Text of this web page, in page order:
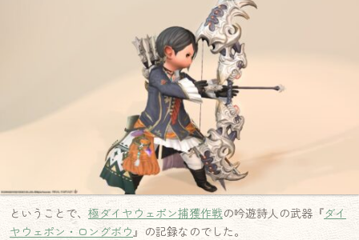
ということで、 極ダイヤウェポン捕獲作戦の吟遊詩人の武器『ダイ
ヤウェポン・ロングボウ 』の記録なのでした。